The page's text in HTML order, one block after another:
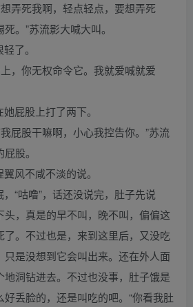
死我啊，轻点轻点，要想弄死
。”苏流影大喊大叫。
了。
你无权命令它。我就爱喊就爱
屁股上打了两下。
股干嘛啊，小心我控告你。”苏流
股。
风不咸不淡的说。
“咕噜”，话还没说完，肚子先说
头，真是的早不叫，晚不叫，偏偏这
了。不过也是，来到这里后，又没吃
只是没想到它会叫出来。还在外人面
地洞钻进去。不过也没事，肚子饿是
丢脸的，还是叫吃的吧。“你看我肚